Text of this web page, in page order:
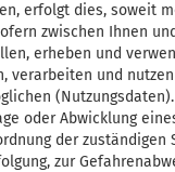
erfolgt dies, soweit
zwischen Ihnen
erheben und
verarbeiten und
oder Abwicklung
der
zur